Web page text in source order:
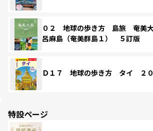
０２ 地球の歩き方 島旅 奄美
呂麻島（奄美群島１） ５訂版
Ｄ１７ 地球の歩き方 タイ ２０
特設ページ